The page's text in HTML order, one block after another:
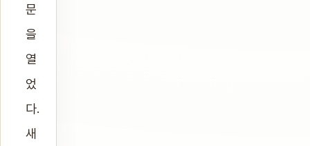
문
을
열
었
다.
새